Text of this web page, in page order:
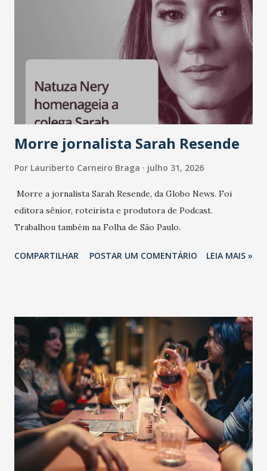
e consistência ganham peso nas conversas sobre marca,
liderança e estratégia. - Vivemos um momento em que todo
mundo fala muito e poucos entregam de verdade. O NM2B
sempre existiu para dar palco a quem constrói com
consistência, e nesta edição isso fica ainda mais claro.
Vamos reforçar que ser genuíno sustenta a confiança entre
marcas, pessoas e mercado", afirma Tamires So...
Morre jornalista Sarah Resende
Por Lauriberto Carneiro Braga julho 31, 2026
Morre a jornalista Sarah Resende, da Globo News. Foi
editora sênior, roteirista e produtora de Podcast.
Trabalhou também na Folha de São Paulo.
COMPARTILHAR POSTAR UM COMENTÁRIO LEIA MAIS »